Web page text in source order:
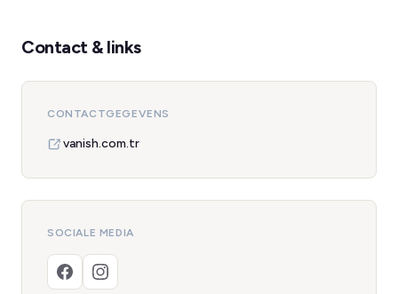
Contact & links
CONTACTGEGEVENS
vanish.com.tr
SOCIALE MEDIA